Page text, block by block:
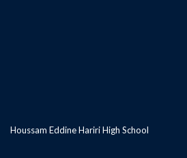
Houssam Eddine Hariri High School